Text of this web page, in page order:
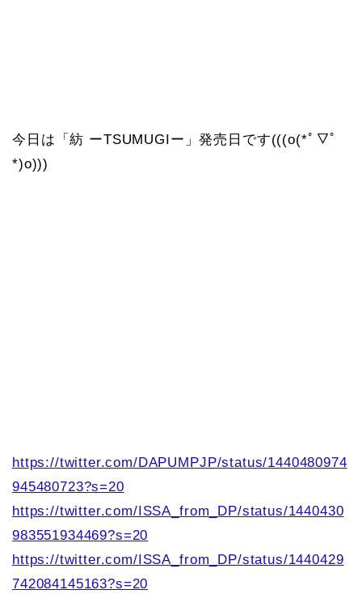
今日は「紡 ーTSUMUGIー」発売日です(((o(*ﾟ▽ﾟ
*)o)))
https://twitter.com/DAPUMPJP/status/1440480974
945480723?s=20
https://twitter.com/ISSA_from_DP/status/1440430
983551934469?s=20
https://twitter.com/ISSA_from_DP/status/1440429
742084145163?s=20